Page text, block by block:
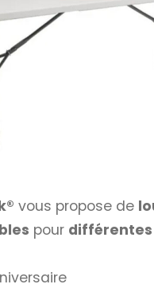
vous propose de
pour